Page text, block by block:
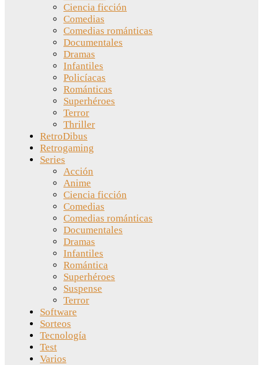
Ciencia ficción
Comedias
Comedias románticas
Documentales
Dramas
Infantiles
Policíacas
Románticas
Superhéroes
Terror
Thriller
RetroDibus
Retrogaming
Series
Acción
Anime
Ciencia ficción
Comedias
Comedias románticas
Documentales
Dramas
Infantiles
Romántica
Superhéroes
Suspense
Terror
Software
Sorteos
Tecnología
Test
Varios